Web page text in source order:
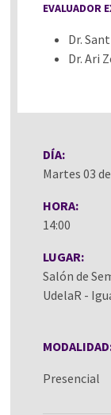
EVALUADOR
Dr.
Dr. Ari
DÍA:
Martes 03
HORA:
14:00
LUGAR:
Salón de
UdelaR -
Presencial